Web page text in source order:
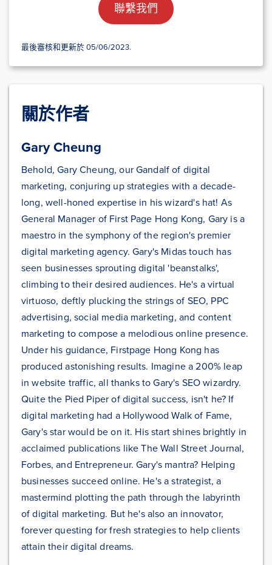
聯繫我們
最後審核和更新於 05/06/2023.
關於作者
Gary Cheung
Behold, Gary Cheung, our Gandalf of digital
marketing, conjuring up strategies with a decade-
long, well-honed expertise in his wizard's hat! As
General Manager of First Page Hong Kong, Gary is a
maestro in the symphony of the region's premier
digital marketing agency. Gary's Midas touch has
seen businesses sprouting digital 'beanstalks',
climbing to their desired audiences. He's a virtual
virtuoso, deftly plucking the strings of SEO, PPC
advertising, social media marketing, and content
marketing to compose a melodious online presence.
Under his guidance, Firstpage Hong Kong has
produced astonishing results. Imagine a 200% leap
in website traffic, all thanks to Gary's SEO wizardry.
Quite the Pied Piper of digital success, isn't he? If
digital marketing had a Hollywood Walk of Fame,
Gary's star would be on it. His start shines brightly in
acclaimed publications like The Wall Street Journal,
Forbes, and Entrepreneur. Gary's mantra? Helping
businesses succeed online. He's a strategist, a
mastermind plotting the path through the labyrinth
of digital marketing. But he's also an innovator,
forever questing for fresh strategies to help clients
attain their digital dreams.